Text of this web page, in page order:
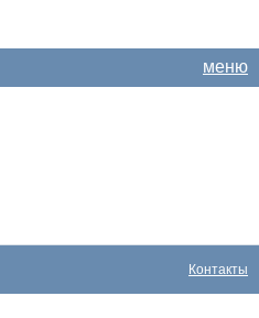
меню
Контакты